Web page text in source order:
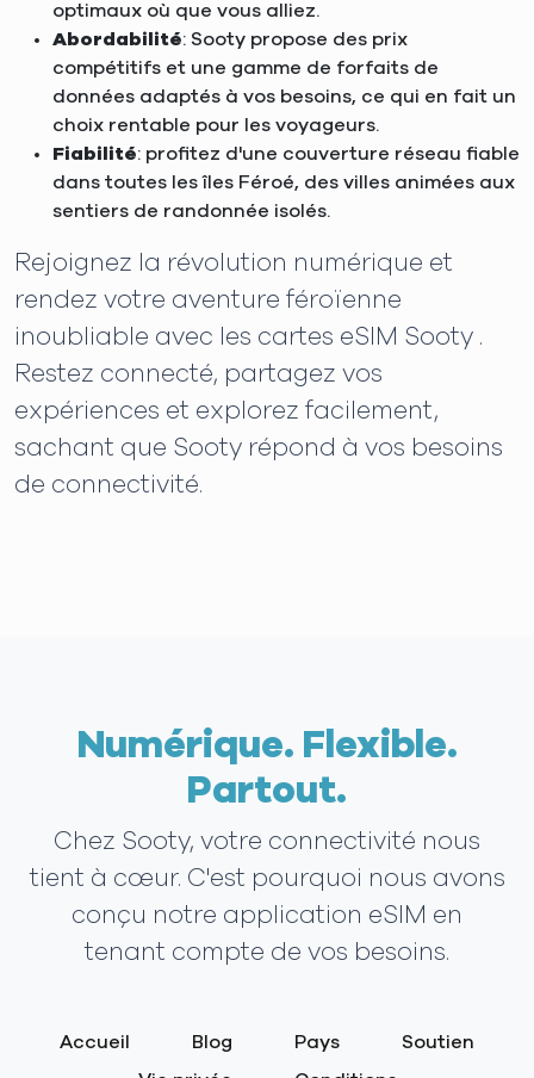
optimaux où que vous alliez.
Abordabilité: Sooty propose des prix
compétitifs et une gamme de forfaits de
données adaptés à vos besoins, ce qui en fait un
choix rentable pour les voyageurs.
Fiabilité: profitez d'une couverture réseau fiable
dans toutes les îles Féroé, des villes animées aux
sentiers de randonnée isolés.
Rejoignez la révolution numérique et
rendez votre aventure féroïenne
inoubliable avec les cartes eSIM Sooty .
Restez connecté, partagez vos
expériences et explorez facilement,
sachant que Sooty répond à vos besoins
de connectivité.
Numérique. Flexible.
Partout.
Chez Sooty, votre connectivité nous
tient à cœur. C'est pourquoi nous avons
conçu notre application eSIM en
tenant compte de vos besoins.
Accueil Blog Pays
Soutien